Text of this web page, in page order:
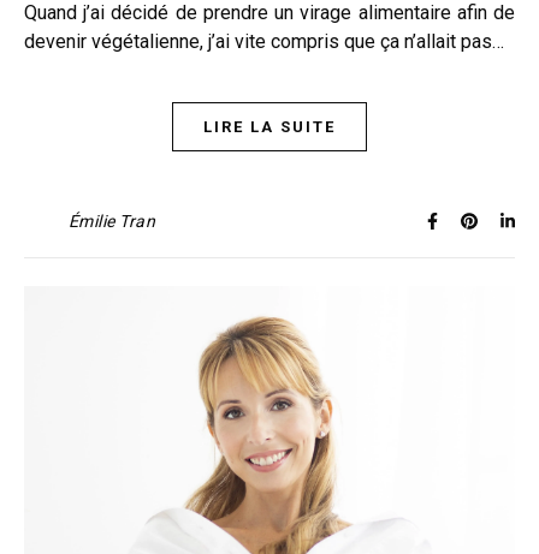
Quand j’ai décidé de prendre un virage alimentaire afin de
devenir végétalienne, j’ai vite compris que ça n’allait pas…
LIRE LA SUITE
Émilie Tran